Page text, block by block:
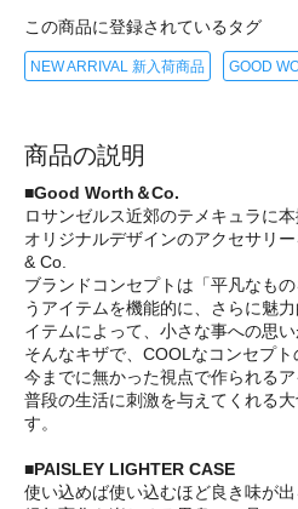
この商品に登録されているタグ
NEW ARRIVAL 新入荷商品 GOOD
商品の説明
■Good Worth＆Co.
ロサンゼルス近郊のテメキュラに
オリジナルデザインのアクセサリ
& Co.
ブランドコンセプトは「平凡なも
うアイテムを機能的に、さらに魅
イテムによって、小さな事への思い
そんなキザで、COOLなコンセプト
今までに無かった視点で作られるア
普段の生活に刺激を与えてくれる
す。
■PAISLEY LIGHTER CASE
使い込めば使い込むほど良き味が出